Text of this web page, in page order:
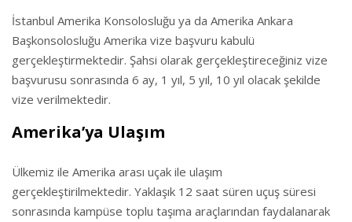
İstanbul Amerika Konsolosluğu ya da Amerika Ankara
Başkonsolosluğu Amerika vize başvuru kabulü
gerçekleştirmektedir. Şahsi olarak gerçekleştireceğiniz vize
başvurusu sonrasında 6 ay, 1 yıl, 5 yıl, 10 yıl olacak şekilde
vize verilmektedir.
Amerika’ya Ulaşım
Ülkemiz ile Amerika arası uçak ile ulaşım
gerçekleştirilmektedir. Yaklaşık 12 saat süren uçuş süresi
sonrasında kampüse toplu taşıma araçlarından faydalanarak